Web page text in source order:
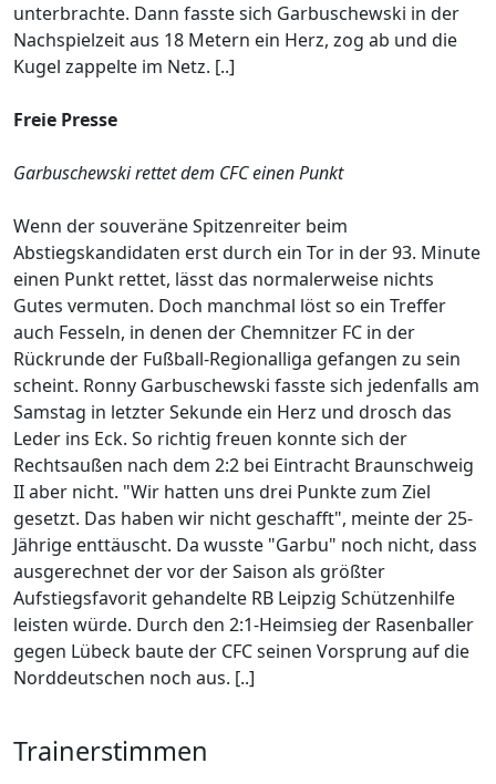
unterbrachte. Dann fasste sich Garbuschewski in der
Nachspielzeit aus 18 Metern ein Herz, zog ab und die
Kugel zappelte im Netz. [..]
Freie Presse
Garbuschewski rettet dem CFC einen Punkt
Wenn der souveräne Spitzenreiter beim
Abstiegskandidaten erst durch ein Tor in der 93. Minute
einen Punkt rettet, lässt das normalerweise nichts
Gutes vermuten. Doch manchmal löst so ein Treffer
auch Fesseln, in denen der Chemnitzer FC in der
Rückrunde der Fußball-Regionalliga gefangen zu sein
scheint. Ronny Garbuschewski fasste sich jedenfalls am
Samstag in letzter Sekunde ein Herz und drosch das
Leder ins Eck. So richtig freuen konnte sich der
Rechtsaußen nach dem 2:2 bei Eintracht Braunschweig
II aber nicht. "Wir hatten uns drei Punkte zum Ziel
gesetzt. Das haben wir nicht geschafft", meinte der 25-
Jährige enttäuscht. Da wusste "Garbu" noch nicht, dass
ausgerechnet der vor der Saison als größter
Aufstiegsfavorit gehandelte RB Leipzig Schützenhilfe
leisten würde. Durch den 2:1-Heimsieg der Rasenballer
gegen Lübeck baute der CFC seinen Vorsprung auf die
Norddeutschen noch aus. [..]
Trainerstimmen